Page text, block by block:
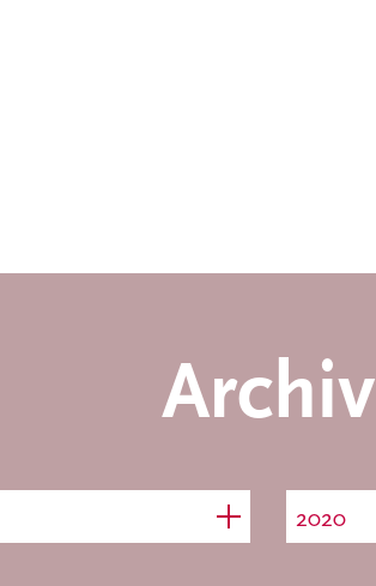
Archiv
2020